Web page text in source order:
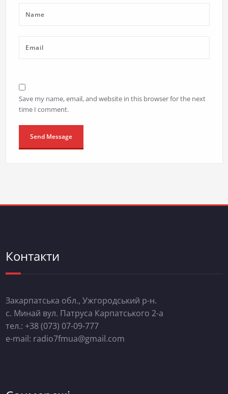
Save my name, email, and website in this browser for the next
time I comment.
Контакти
Закарпатська обл., Ужгородський р-н.
с. Минай вул. Патруса Карпатського 2-а
тел.: +38 (073) 07-09-777
e-mail: radio7fmua@gmail.com